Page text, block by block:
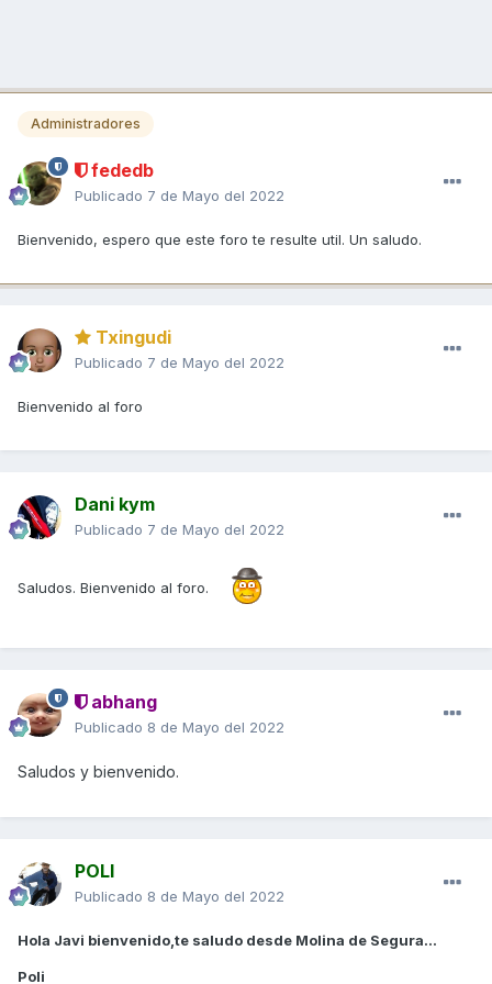
Administradores
fededb
Publicado 7 de Mayo del 2022
Bienvenido, espero que este foro te resulte util. Un saludo.
Txingudi
Publicado 7 de Mayo del 2022
Bienvenido al foro
Dani kym
Publicado 7 de Mayo del 2022
Saludos. Bienvenido al foro.
abhang
Publicado 8 de Mayo del 2022
Saludos y bienvenido.
POLI
Publicado 8 de Mayo del 2022
Hola Javi bienvenido,te saludo desde Molina de Segura...
Poli